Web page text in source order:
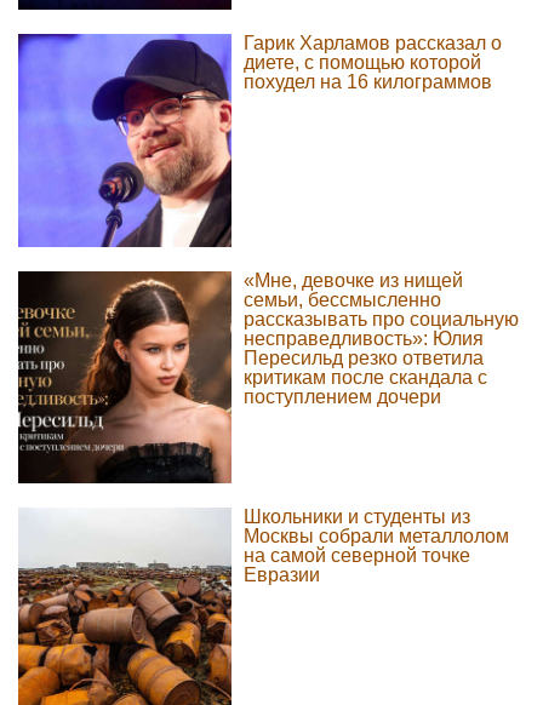
Гарик Харламов рассказал о
диете, с помощью которой
похудел на 16 килограммов
«Мне, девочке из нищей
семьи, бессмысленно
рассказывать про социальную
несправедливость»: Юлия
Пересильд резко ответила
критикам после скандала с
поступлением дочери
Школьники и студенты из
Москвы собрали металлолом
на самой северной точке
Евразии